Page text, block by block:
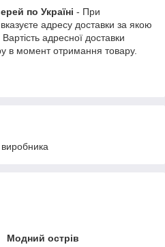
по Україні - При
адресу доставки за якою
адресної доставки
в момент отримання товару.
Модний острів